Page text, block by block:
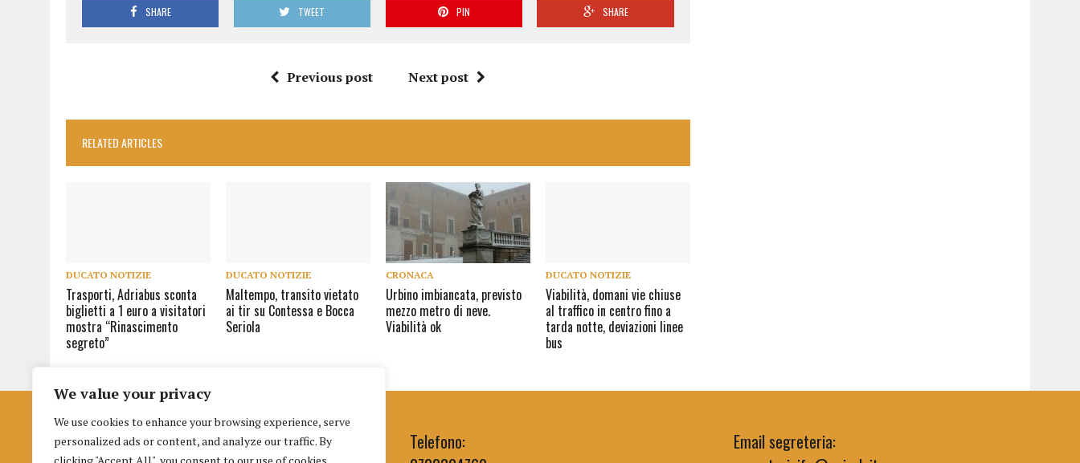
We value your privacy
We use cookies to enhance your browsing experience, serve
personalized ads or content, and analyze our traffic. By
SHARE TWEET PIN SHARE
Previous post Next post
RELATED ARTICLES
DUCATO NOTIZIE
Trasporti, Adriabus sconta
biglietti a 1 euro a visitatori
mostra “Rinascimento
segreto”
DUCATO NOTIZIE
Maltempo, transito vietato
ai tir su Contessa e Bocca
Seriola
CRONACA
Urbino imbiancata, previsto
mezzo metro di neve.
Viabilità ok
DUCATO NOTIZIE
Viabilità, domani vie chiuse
al traffico in centro fino a
tarda notte, deviazioni linee
bus
Istituto per la Formazione al Giornalismo
Telefono:
Email segreteria: